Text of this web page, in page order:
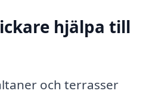
hjälpa till
och terrasser